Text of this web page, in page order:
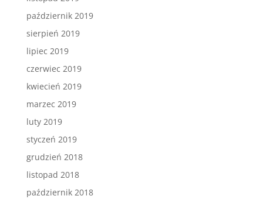
październik 2019
sierpień 2019
lipiec 2019
czerwiec 2019
kwiecień 2019
marzec 2019
luty 2019
styczeń 2019
grudzień 2018
listopad 2018
październik 2018